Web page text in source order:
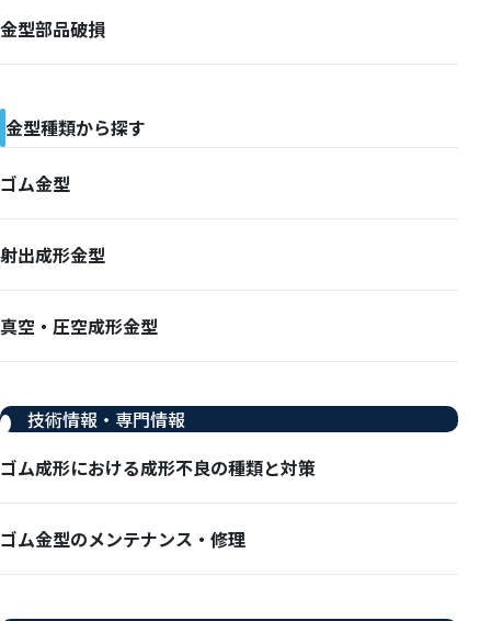
金型部品破損
金型種類から探す
ゴム金型
射出成形金型
真空・圧空成形金型
技術情報・専門情報
ゴム成形における成形不良の種類と対策
ゴム金型のメンテナンス・修理